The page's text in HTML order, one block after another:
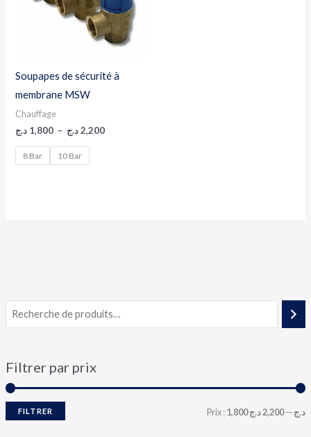
Filtrer par prix
FILTRER Prix : 1,800 د.ج—2,200 د.ج
Soupapes de sécurité à
membrane MSW
Chauffage
1,800 د.ج – 2,200 د.ج
8 Bar 10 Bar